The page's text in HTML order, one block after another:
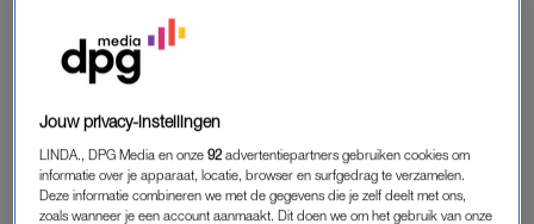
waren er weleens dingetjes, maar daar konden Paul en ik altijd
goed over praten. Toch voelde ik een paar jaar geleden dat het
soms hartkloppingen, weinig zin om dingen te ondernemen…
het leek op overspannen zijn. Ik dacht toen dat het kwam door
problemen op mijn werk, maar eigenlijk voelde ik onbewust
van alles aan en stopte het weg.
Jouw privacy-instellingen
LINDA., DPG Media en onze92 advertentiepartners gebruiken cookies om
informatie over je apparaat, locatie, browser en surfgedrag te verzamelen.
Deze informatie combineren we met de gegevens die je zelf deelt met ons,
zoals wanneer je een account aanmaakt. Dit doen we om het gebruik van onze